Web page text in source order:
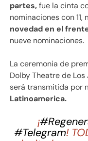
partes, fue la cinta
nominaciones con
novedad en el
nueve nominaciones.
La ceremonia de
Dolby Theatre de Los
será transmitida por
Latinoamerica.
¡
#Telegram!